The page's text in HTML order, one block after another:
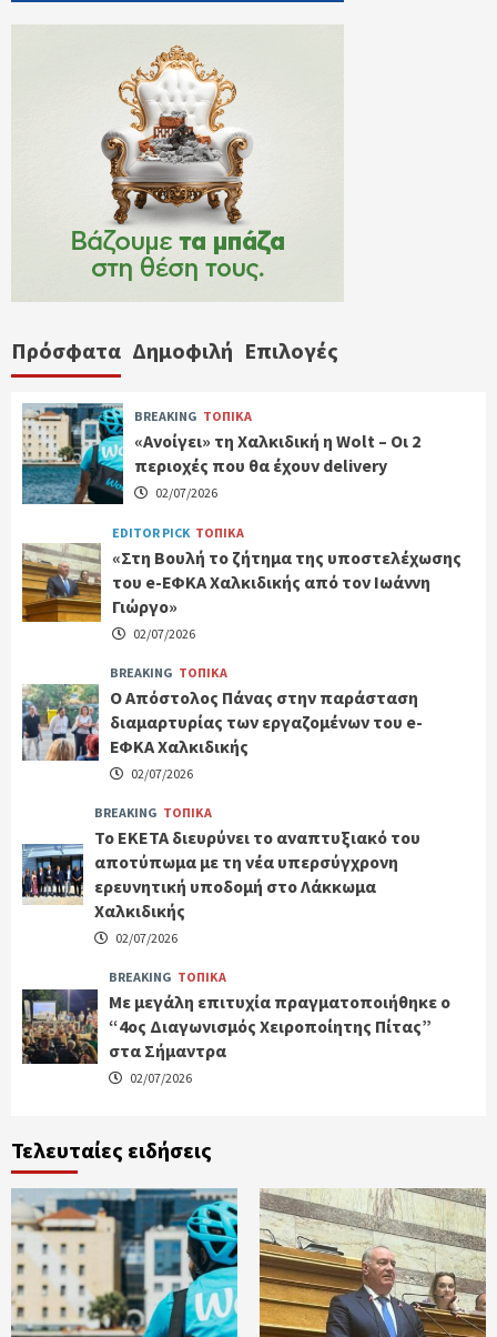
Πρόσφατα Δημοφιλή Επιλογές
BREAKING ΤΟΠΙΚΑ
«Ανοίγει» τη Χαλκιδική η Wolt – Οι 2
περιοχές που θα έχουν delivery
02/07/2026
EDITOR PICK ΤΟΠΙΚΑ
«Στη Βουλή το ζήτημα της υποστελέχωσης
του e-ΕΦΚΑ Χαλκιδικής από τον Ιωάννη
Γιώργο»
02/07/2026
BREAKING ΤΟΠΙΚΑ
Ο Απόστολος Πάνας στην παράσταση
διαμαρτυρίας των εργαζομένων του e-
ΕΦΚΑ Χαλκιδικής
02/07/2026
BREAKING ΤΟΠΙΚΑ
Το ΕΚΕΤΑ διευρύνει το αναπτυξιακό του
αποτύπωμα με τη νέα υπερσύγχρονη
ερευνητική υποδομή στο Λάκκωμα
Χαλκιδικής
02/07/2026
BREAKING ΤΟΠΙΚΑ
Με μεγάλη επιτυχία πραγματοποιήθηκε ο
“4ος Διαγωνισμός Χειροποίητης Πίτας”
στα Σήμαντρα
02/07/2026
Τελευταίες ειδήσεις